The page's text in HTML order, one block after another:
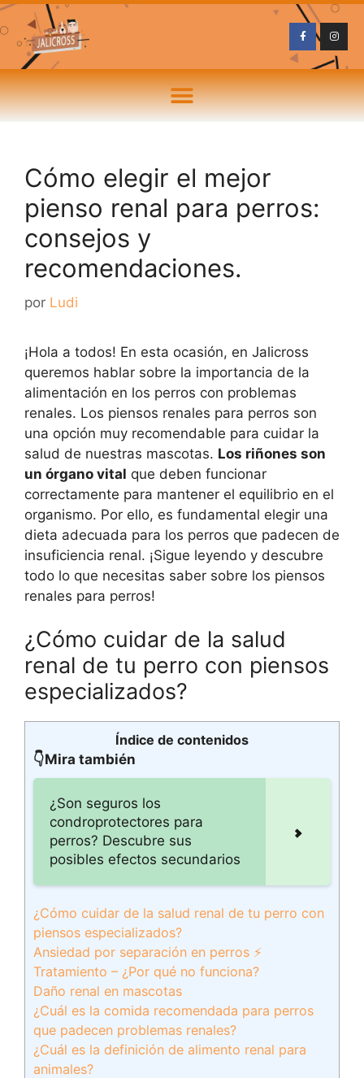
Cómo elegir el mejor
pienso renal para perros:
consejos y
recomendaciones.
por Ludi
¡Hola a todos! En esta ocasión, en Jalicross
queremos hablar sobre la importancia de la
alimentación en los perros con problemas
renales. Los piensos renales para perros son
una opción muy recomendable para cuidar la
salud de nuestras mascotas. Los riñones son
un órgano vital que deben funcionar
correctamente para mantener el equilibrio en el
organismo. Por ello, es fundamental elegir una
dieta adecuada para los perros que padecen de
insuficiencia renal. ¡Sigue leyendo y descubre
todo lo que necesitas saber sobre los piensos
renales para perros!
¿Cómo cuidar de la salud
renal de tu perro con piensos
especializados?
Índice de contenidos
👇Mira también
¿Son seguros los
condroprotectores para
perros? Descubre sus
posibles efectos secundarios
¿Cómo cuidar de la salud renal de tu perro con
piensos especializados?
Ansiedad por separación en perros ⚡
Tratamiento – ¿Por qué no funciona?
Daño renal en mascotas
¿Cuál es la comida recomendada para perros
que padecen problemas renales?
¿Cuál es la definición de alimento renal para
animales?